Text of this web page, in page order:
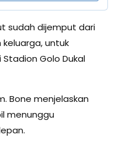
sudah dijemput dari
untuk
Golo Dukal
Bone menjelaskan
menunggu